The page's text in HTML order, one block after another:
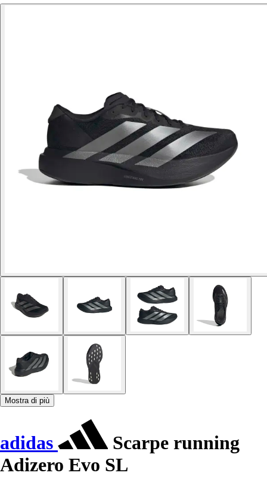
Mostra di più
adidas
Scarpe running
Adizero Evo SL